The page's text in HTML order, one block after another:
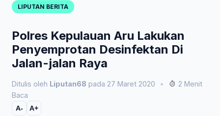
LIPUTAN BERITA
Polres Kepulauan Aru Lakukan
Penyemprotan Desinfektan Di
Jalan-jalan Raya
Ditulis oleh Liputan68 pada 27 Maret 2020 •
2 Menit
Baca
A- A+